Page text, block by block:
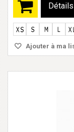
Détails
Ajouter à ma